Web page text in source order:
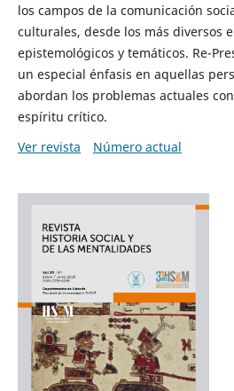
los campos de la comunicación
culturales, desde los más diversos
epistemológicos y temáticos. Re-
un especial énfasis en aquellas
abordan los problemas actuales
espíritu crítico.
Ver revista
Número actual